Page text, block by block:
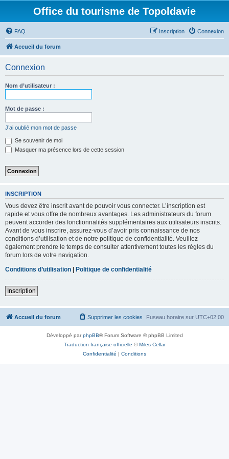
Office du tourisme de Topoldavie
FAQ Connexion
Inscription
Accueil du forum
Connexion
Nom d’utilisateur :
Mot de passe :
J’ai oublié mon mot de passe
Se souvenir de moi
Masquer ma présence lors de cette session
INSCRIPTION
Vous devez être inscrit avant de pouvoir vous connecter. L’inscription est
rapide et vous offre de nombreux avantages. Les administrateurs du forum
peuvent accorder des fonctionnalités supplémentaires aux utilisateurs inscrits.
Avant de vous inscrire, assurez-vous d’avoir pris connaissance de nos
conditions d’utilisation et de notre politique de confidentialité. Veuillez
également prendre le temps de consulter attentivement toutes les règles du
forum lors de votre navigation.
Conditions d’utilisation | Politique de confidentialité
Inscription
Accueil du forum Fuseau horaire sur UTC+02:00
Supprimer les cookies
Développé parphpBB® Forum Software © phpBB Limited
Traduction française officielle ©Miles Cellar
Confidentialité | Conditions